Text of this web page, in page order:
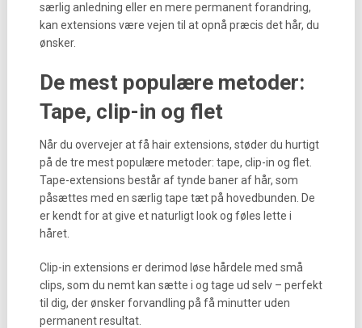
særlig anledning eller en mere permanent forandring,
kan extensions være vejen til at opnå præcis det hår, du
ønsker.
De mest populære metoder:
Tape, clip-in og flet
Når du overvejer at få hair extensions, støder du hurtigt
på de tre mest populære metoder: tape, clip-in og flet.
Tape-extensions består af tynde baner af hår, som
påsættes med en særlig tape tæt på hovedbunden. De
er kendt for at give et naturligt look og føles lette i
håret.
Clip-in extensions er derimod løse hårdele med små
clips, som du nemt kan sætte i og tage ud selv – perfekt
til dig, der ønsker forvandling på få minutter uden
permanent resultat.